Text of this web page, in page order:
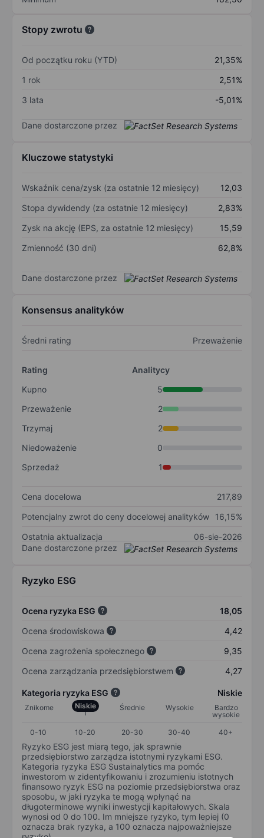
Stopy zwrotu
Od początku roku (YTD)
21,35%
1 rok
2,51%
3 lata
-5,01%
Dane dostarczone przez
Kluczowe statystyki
Wskaźnik cena/zysk (za ostatnie 12 miesięcy)
12,03
Stopa dywidendy (za ostatnie 12 miesięcy)
2,83%
Zysk na akcję (EPS, za ostatnie 12 miesięcy)
15,59
Zmienność (30 dni)
62,8%
Dane dostarczone przez
Konsensus analityków
Średni rating Przeważenie
Rating
Analitycy
Kupno
5
Przeważenie
2
Trzymaj
2
Niedoważenie
0
Sprzedaż
1
Cena docelowa
217,89
Potencjalny zwrot do ceny docelowej analityków
16,15%
Ostatnia aktualizacja
06-sie-2026
Dane dostarczone przez
Ryzyko ESG
Ocena ryzyka ESG
18,05
Ocena środowiskowa
4,42
Ocena zagrożenia społecznego
9,35
Ocena zarządzania przedsiębiorstwem
4,27
Kategoria ryzyka ESG Niskie
Znikome Niskie Średnie Wysokie
Bardzo
wysokie
0-10
10-20 20-30 30-40 40+
Ryzyko ESG jest miarą tego, jak sprawnie
przedsiębiorstwo zarządza istotnymi ryzykami ESG.
Kategoria ryzyka ESG Sustainalytics ma pomóc
inwestorom w zidentyfikowaniu i zrozumieniu istotnych
finansowo ryzyk ESG na poziomie przedsiębiorstwa oraz
sposobu, w jaki ryzyka te mogą wpłynąć na
długoterminowe wyniki inwestycji kapitałowych. Skala
wynosi od 0 do 100. Im mniejsze ryzyko, tym lepiej (0
oznacza brak ryzyka, a 100 oznacza najpoważniejsze